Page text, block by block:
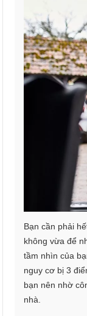
Bạn cần phải
không vừa để
tầm nhìn của
nguy cơ bị 3
bạn nên nhờ
nhà.